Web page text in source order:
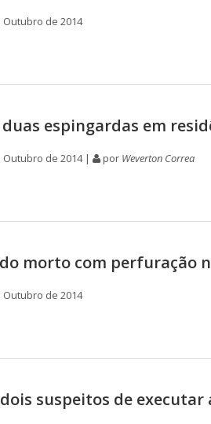
Outubro de 2014
espingardas em
Outubro de 2014 | por Weverton Correa
morto com perfuração
Outubro de 2014
suspeitos de executar